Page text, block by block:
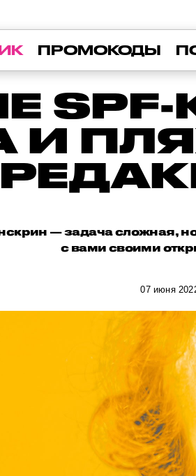
ПРОМОКОДЫ
И
— задача сложная,
с вами своими
07 июня